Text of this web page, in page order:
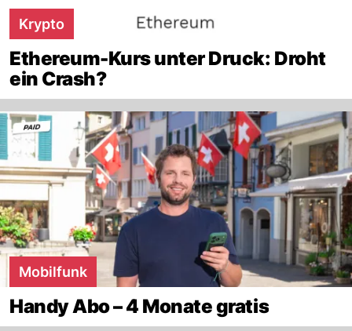
Krypto
Ethereum-Kurs unter Druck: Droht
ein Crash?
Mobilfunk
Handy Abo – 4 Monate gratis